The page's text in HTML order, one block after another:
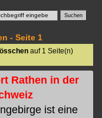
- Seite 1
auf 1 Seite(n)
Rathen in der
ist eine